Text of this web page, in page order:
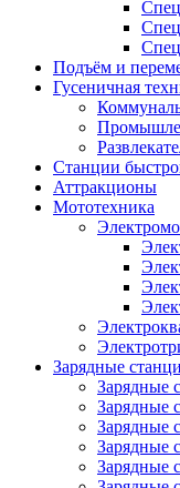
Подъём и
Гусеничная
Станции
Аттракционы
Мототехника
Зарядные
Зарядные
Зарядные
Зарядные
Зарядные
Зарядные